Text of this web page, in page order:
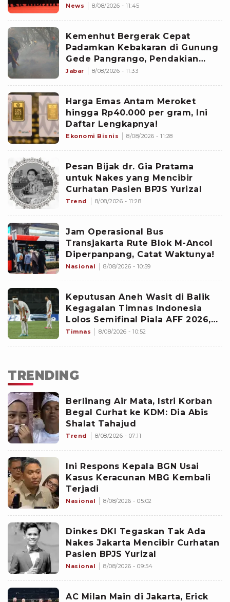
News 8/08/2026 - 11:45
Kemenhut Bergerak Cepat
Padamkan Kebakaran di Gunung
Gede Pangrango, Pendakian
Ditutup
Jabar 8/08/2026 - 11:33
Harga Emas Antam Meroket
hingga Rp40.000 per gram, Ini
Daftar Lengkapnya!
Ekonomi Bisnis 8/08/2026 - 11:28
Pesan Bijak dr. Gia Pratama
untuk Nakes yang Mencibir
Curhatan Pasien BPJS Yurizal
Trend 8/08/2026 - 11:28
Jam Operasional Bus
Transjakarta Rute Blok M-Ancol
Diperpanpang, Catat Waktunya!
Nasional 8/08/2026 - 10:59
Keputusan Aneh Wasit di Balik
Kegagalan Timnas Indonesia
Lolos Semifinal Piala AFF 2026,
Untungkan Singapura dan
Timnas 8/08/2026 - 10:52
TRENDING
Berlinang Air Mata, Istri Korban
Begal Curhat ke KDM: Dia Abis
Shalat Tahajud
Trend 8/08/2026 - 07:11
Ini Respons Kepala BGN Usai
Kasus Keracunan MBG Kembali
Terjadi
Nasional 8/08/2026 - 05:02
Dinkes DKI Tegaskan Tak Ada
Nakes Jakarta Mencibir Curhatan
Pasien BPJS Yurizal
Nasional 8/08/2026 - 09:54
AC Milan Main di Jakarta, Erick